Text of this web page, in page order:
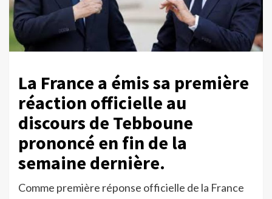
La France a émis sa première
réaction officielle au
discours de Tebboune
prononcé en fin de la
semaine dernière.
Comme première réponse officielle de la France